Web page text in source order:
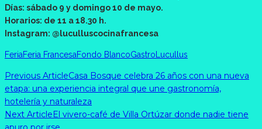
Días: sábado 9 y domingo 10 de mayo.
Horarios: de 11 a 18.30 h.
Instagram: @luculluscocinafrancesa
FeriaFeria FrancesaFondo BlancoGastroLucullus
Previous ArticleCasa Bosque celebra 26 años con una nueva
etapa: una experiencia integral que une gastronomía,
hotelería y naturaleza
Next ArticleEl vivero-café de Villa Ortúzar donde nadie tiene